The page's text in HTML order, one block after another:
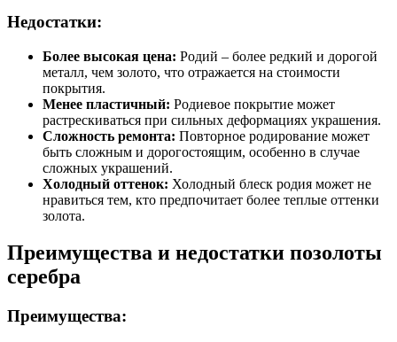
Недостатки:
Более высокая цена: Родий – более редкий и дорогой
металл, чем золото, что отражается на стоимости
покрытия.
Менее пластичный: Родиевое покрытие может
растрескиваться при сильных деформациях украшения.
Сложность ремонта: Повторное родирование может
быть сложным и дорогостоящим, особенно в случае
сложных украшений.
Холодный оттенок: Холодный блеск родия может не
нравиться тем, кто предпочитает более теплые оттенки
золота.
Преимущества и недостатки позолоты
серебра
Преимущества: